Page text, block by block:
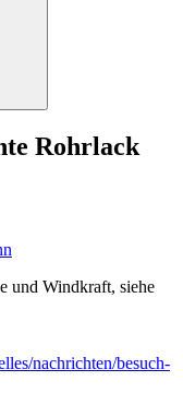
Rohrlack
und Windkraft, siehe
nachrichten/besuch-